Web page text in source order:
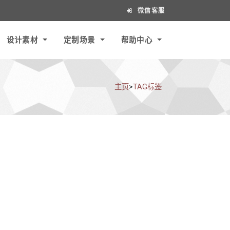
微信客服
设计素材 定制场景 帮助中心
主页>TAG标签